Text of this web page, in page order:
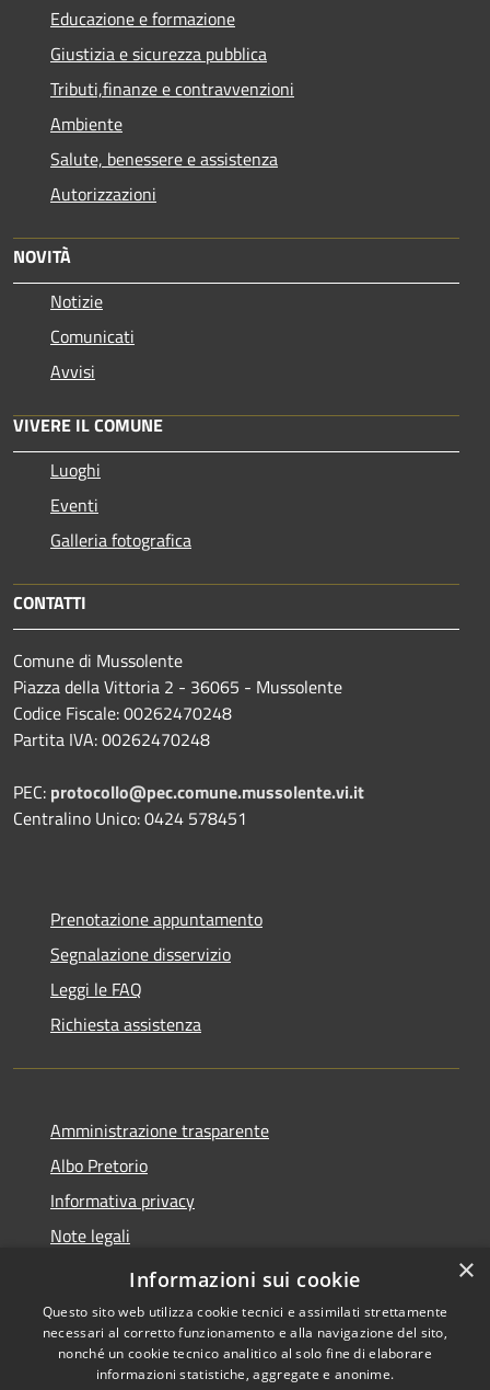
Educazione e formazione
Giustizia e sicurezza pubblica
Tributi,finanze e contravvenzioni
Ambiente
Salute, benessere e assistenza
Autorizzazioni
NOVITÀ
Notizie
Comunicati
Avvisi
VIVERE IL COMUNE
Luoghi
Eventi
Galleria fotografica
CONTATTI
Comune di Mussolente
Piazza della Vittoria 2 - 36065 - Mussolente
Codice Fiscale: 00262470248
Partita IVA: 00262470248
PEC: protocollo@pec.comune.mussolente.vi.it
Centralino Unico: 0424 578451
Prenotazione appuntamento
Segnalazione disservizio
Leggi le FAQ
Richiesta assistenza
Amministrazione trasparente
Albo Pretorio
Informativa privacy
Note legali
Dichiarazione di accessibilità
Copyright © 2026 • Comune di
×
Informazioni sui cookie
Questo sito web utilizza cookie tecnici e assimilati strettamente
necessari al corretto funzionamento e alla navigazione del sito,
nonché un cookie tecnico analitico al solo fine di elaborare
informazioni statistiche, aggregate e anonime.